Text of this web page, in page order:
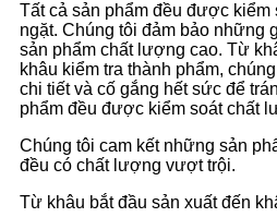
Tất cả sản phẩm đều được
ngặt. Chúng tôi đảm bảo những
sản phẩm chất lượng cao. Từ
khâu kiểm tra thành phẩm,
chi tiết và cố gắng hết sức để
phẩm đều được kiểm soát chất
Chúng tôi cam kết những sản
đều có chất lượng vượt trội.
Từ khâu bắt đầu sản xuất đến